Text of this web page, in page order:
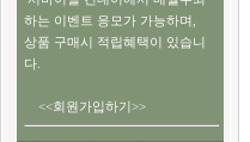
하는 이벤트 응모가 가능하며,
상품 구매시 적립혜택이 있습니
다.
<<회원가입하기>>